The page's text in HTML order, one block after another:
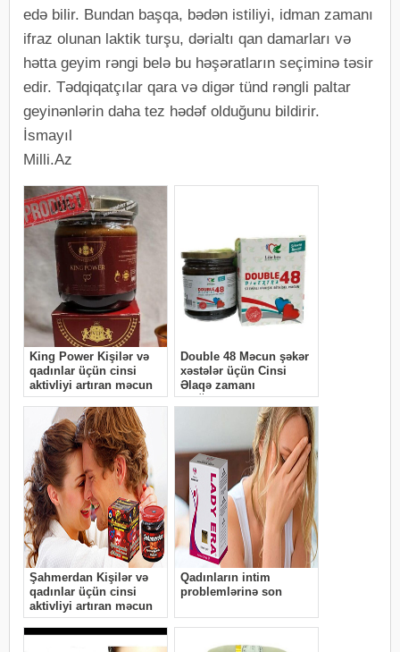
edə bilir. Bundan başqa, bədən istiliyi, idman zamanı
ifraz olunan laktik turşu, dərialtı qan damarları və
hətta geyim rəngi belə bu həşəratların seçiminə təsir
edir. Tədqiqatçılar qara və digər tünd rəngli paltar
geyinənlərin daha tez hədəf olduğunu bildirir.
İsmayıl
Milli.Az